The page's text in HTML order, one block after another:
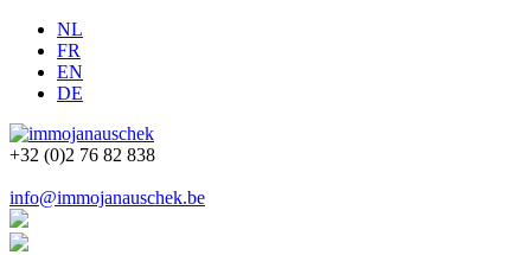
NL
FR
EN
DE
+32 (0)2 76 82 838
info@immojanauschek.be